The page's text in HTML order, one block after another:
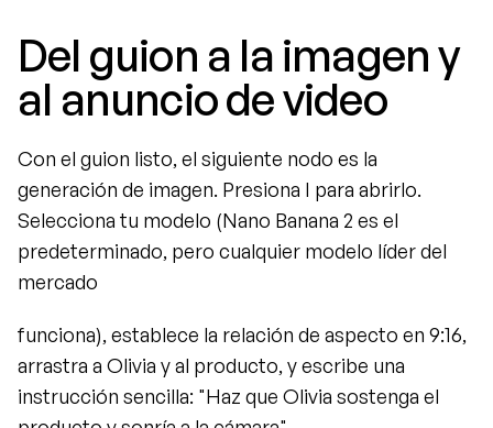
Del guion a la imagen y
al anuncio de video
Con el guion listo, el siguiente nodo es la
generación de imagen. Presiona I para abrirlo.
Selecciona tu modelo (Nano Banana 2 es el
predeterminado, pero cualquier modelo líder del
mercado
funciona), establece la relación de aspecto en 9:16,
arrastra a Olivia y al producto, y escribe una
instrucción sencilla: "Haz que Olivia sostenga el